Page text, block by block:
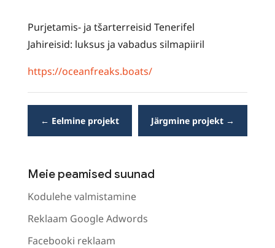
Purjetamis- ja tšarterreisid Tenerifel
Jahireisid: luksus ja vabadus silmapiiril
https://oceanfreaks.boats/
← Eelmine projekt Järgmine projekt →
Meie peamised suunad
Kodulehe valmistamine
Reklaam Google Adwords
Facebooki reklaam